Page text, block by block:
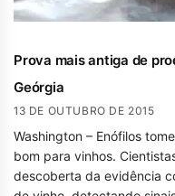
Prova mais antiga de
Geórgia
13 DE OUTUBRO DE 2015
Washington – Enófilos
bom para vinhos.
descoberta da evidência